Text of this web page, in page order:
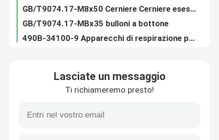
Controllo della qualità
Contattaci
Chiedi un preventivo
490B-34100-9 Apparecchi di respirazione per motori 4D29G31
Lasciate un messaggio
Ti richiameremo presto!